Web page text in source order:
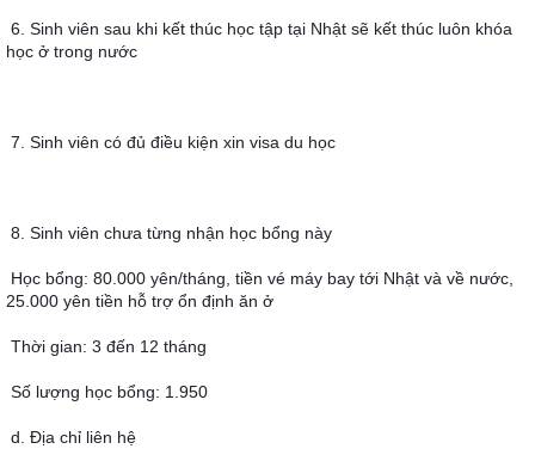
6. Sinh viên sau khi kết thúc học tập tại Nhật sẽ kết thúc luôn khóa
học ở trong nước
7. Sinh viên có đủ điều kiện xin visa du học
8. Sinh viên chưa từng nhận học bổng này
Học bổng: 80.000 yên/tháng, tiền vé máy bay tới Nhật và về nước,
25.000 yên tiền hỗ trợ ổn định ăn ở
Thời gian: 3 đến 12 tháng
Số lượng học bổng: 1.950
d. Địa chỉ liên hệ